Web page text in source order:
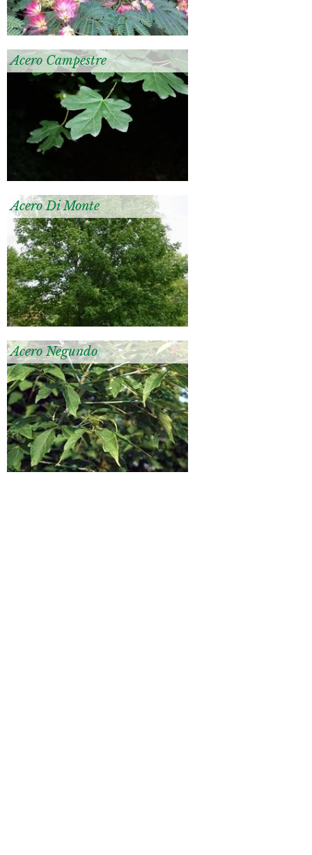
Acero Campestre
Acero Di Monte
Acero Negundo